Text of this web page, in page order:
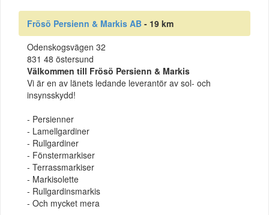
Frösö Persienn & Markis AB - 19 km
Odenskogsvägen 32
831 48 östersund
Välkommen till Frösö Persienn & Markis
Vi är en av länets ledande leverantör av sol- och
insynsskydd!
- Persienner
- Lamellgardiner
- Rullgardiner
- Fönstermarkiser
- Terrassmarkiser
- Markisolette
- Rullgardinsmarkis
- Och mycket mera